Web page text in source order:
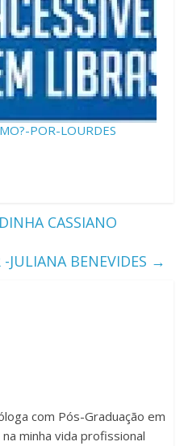
POR-LOURDES
CASSIANO
JULIANA BENEVIDES →
com Pós-Graduação em
minha vida profissional